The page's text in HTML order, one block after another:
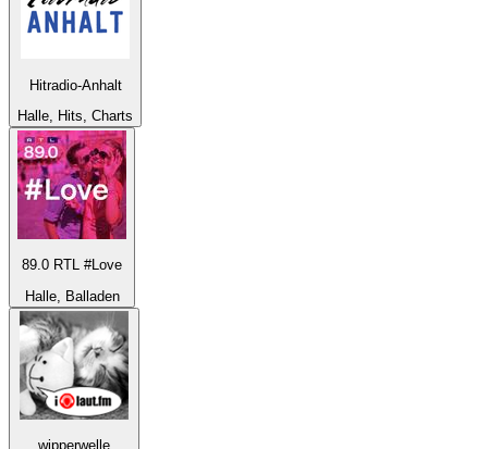
Hitradio-Anhalt
Halle, Hits, Charts
89.0 RTL #Love
Halle, Balladen
wipperwelle